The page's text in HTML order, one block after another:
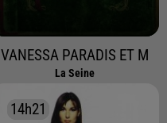
VANESSA PARADIS ET M
La Seine
14h21
14h21